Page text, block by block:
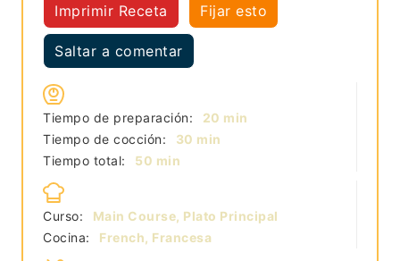
Imprimir Receta Fijar esto
Saltar a comentar
Tiempo de preparación: 20 minutos
min
Tiempo de cocción:
30 minutos
min
Tiempo total:
50 minutos
min
Curso:
Main Course, Plato Principal
Cocina:
French, Francesa